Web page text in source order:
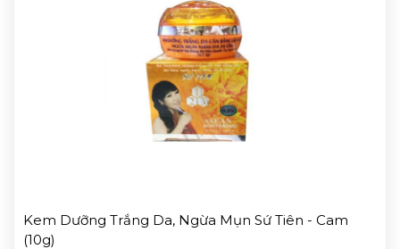
Kem Dưỡng Trắng Da, Ngừa Mụn Sứ Tiên - Cam
(10g)